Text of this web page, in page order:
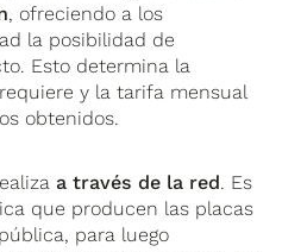
, ofreciendo a los
la posibilidad de
Esto determina la
y la tarifa mensual
obtenidos.
a través de la red. Es
que producen las placas
para luego